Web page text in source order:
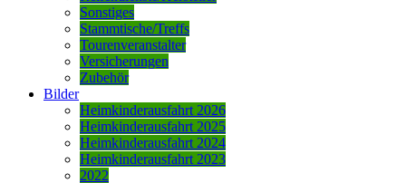
Sonstiges
Stammtische/Treffs
Tourenveranstalter
Versicherungen
Zubehör
Bilder
Heimkinderausfahrt 2026
Heimkinderausfahrt 2025
Heimkinderausfahrt 2024
Heimkinderausfahrt 2023
2022